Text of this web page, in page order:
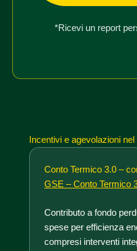
*Ricevi un report
Incentivi e agevolazioni nel
Conto Termico 3.0 –
GSE – Conto Termico
Contributo a fondo
spese per efficienza
compresi interventi